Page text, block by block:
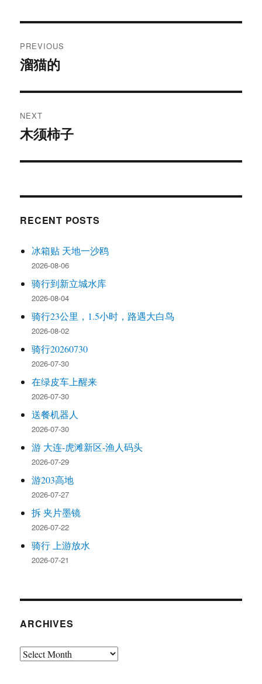
navigation
PREVIOUS
Previous
溜猫的
NEXT
Next
木须柿子
RECENT POSTS
冰箱贴 天地一沙鸥
2026-08-06
骑行到新立城水库
2026-08-04
骑行23公里，1.5小时，路遇大白鸟
2026-08-02
骑行20260730
2026-07-30
在绿皮车上醒来
2026-07-30
送餐机器人
2026-07-30
游 大连-虎滩新区-渔人码头
2026-07-29
游203高地
2026-07-27
拆 夹片墨镜
2026-07-22
骑行 上游放水
2026-07-21
ARCHIVES
Archives